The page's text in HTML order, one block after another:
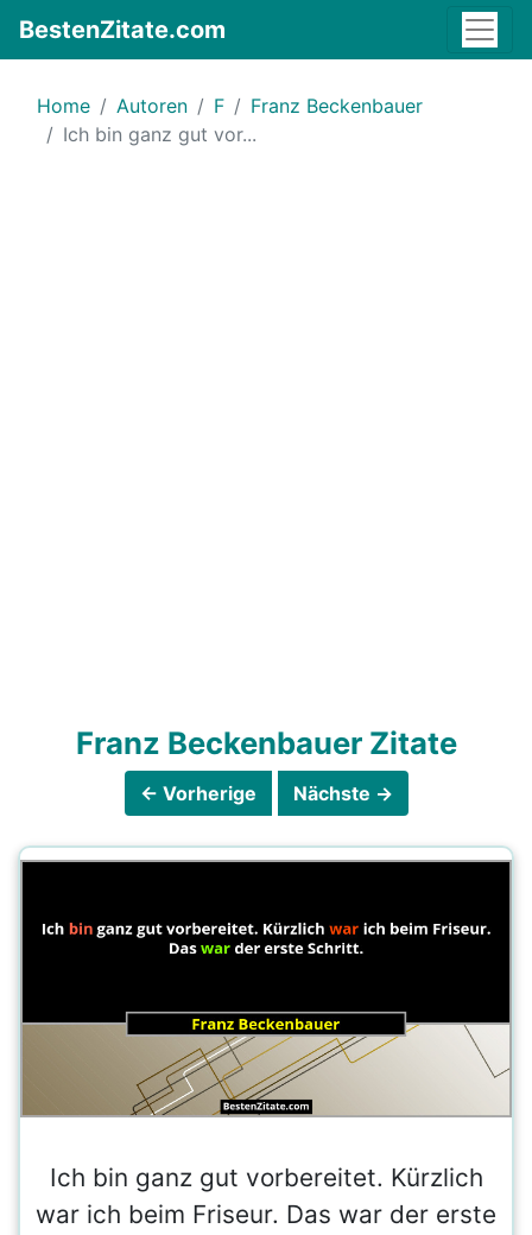
BestenZitate.com
Home Autoren F
Franz Beckenbauer
Ich bin ganz gut vor...
Franz Beckenbauer Zitate
← Vorherige Nächste →
Ich bin ganz gut vorbereitet. Kürzlich
war ich beim Friseur. Das war der erste